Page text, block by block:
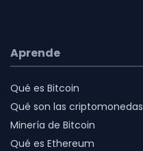
Aprende
Qué es Bitcoin
Qué son las criptomonedas
Minería de Bitcoin
Qué es Ethereum